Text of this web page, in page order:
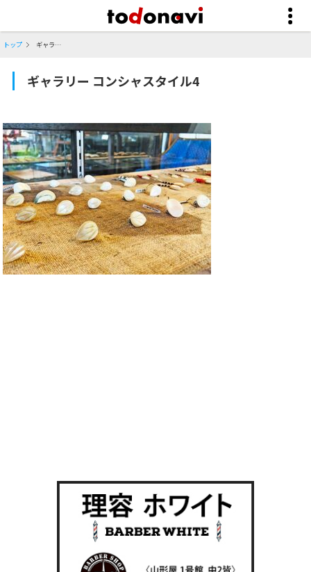
トップ ギャラリー コンシャスタイル4
ギャラリー コンシャスタイル4